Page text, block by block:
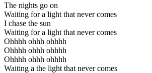
The nights go on
Waiting for a light that never comes
I chase the sun
Waiting for a light that never comes
Ohhhh ohhh ohhhh
Ohhhh ohhh ohhhh
Ohhhh ohhh ohhhh
Waiting a the light that never comes